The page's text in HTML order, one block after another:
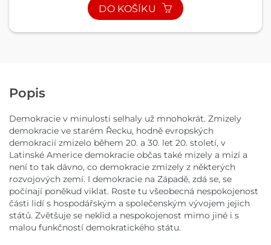
DO KOŠÍKU
Popis
Demokracie v minulosti selhaly už mnohokrát. Zmizely
demokracie ve starém Řecku, hodně evropských
demokracií zmizelo během 20. a 30. let 20. století, v
Latinské Americe demokracie občas také mizely a mizí a
není to tak dávno, co demokracie zmizely z některých
rozvojových zemí. I demokracie na Západě, zdá se, se
počínají poněkud viklat. Roste tu všeobecná nespokojenost
části lidí s hospodářským a společenským vývojem jejich
států. Zvětšuje se neklid a nespokojenost mimo jiné i s
malou funkčností demokratického státu.